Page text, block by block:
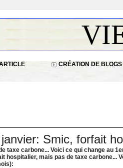
CRÉATION DE BLOGS
Smic, forfait
taxe carbone... Voici ce qui change au
hospitalier, mais pas de taxe carbone...